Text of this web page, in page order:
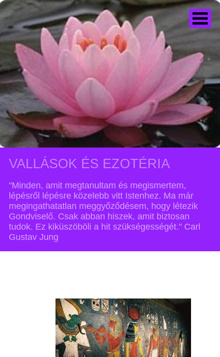
VALLÁSOK ÉS EZOTÉRIA
"Minden, amit megtanultam és megismertem,
lépésről lépésre közelebb vitt Istenhez. Ma már
megingathatatlan meggyőződésem, hogy létezik
Gondviselő. Csak abban hiszek, amit biztosan
tudok. Ez kiküszöböli a hit szükségességét." Carl
Gustav Jung